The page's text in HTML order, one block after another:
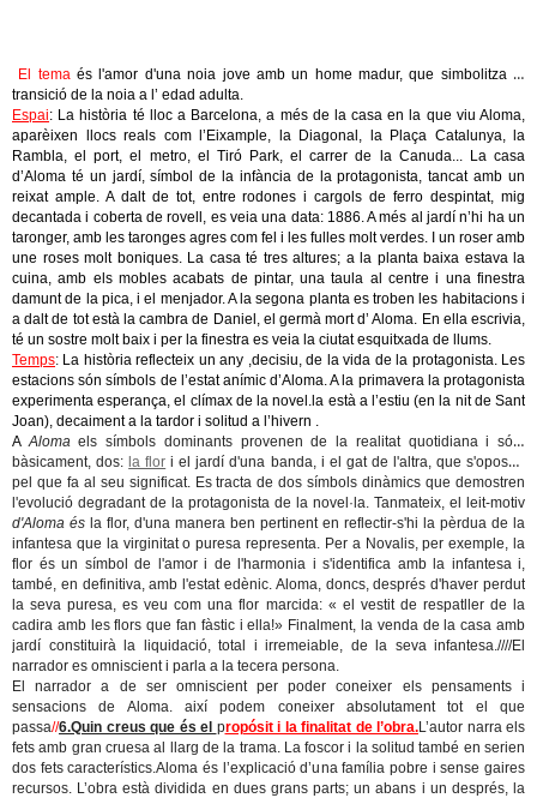
El temaés l'amor d'una noia jove amb un home madur, que simbolitza la
transició de la noia a l’ edad adulta.
Espai: La història té lloc a Barcelona, a més de la casa en la que viu Aloma,
aparèixen llocs reals com l’Eixample, la Diagonal, la Plaça Catalunya, la
Rambla, el port, el metro, el Tiró Park, el carrer de la Canuda... La casa
d’Aloma té un jardí, símbol de la infància de la protagonista, tancat amb un
reixat ample. A dalt de tot, entre rodones i cargols de ferro despintat, mig
decantada i coberta de rovell, es veia una data: 1886. A més al jardí n’hi ha un
taronger, amb les taronges agres com fel i les fulles molt verdes. I un roser amb
une roses molt boniques. La casa té tres altures; a la planta baixa estava la
cuina, amb els mobles acabats de pintar, una taula al centre i una finestra
damunt de la pica, i el menjador. A la segona planta es troben les habitacions i
a dalt de tot està la cambra de Daniel, el germà mort d’ Aloma. En ella escrivia,
té un sostre molt baix i per la finestra es veia la ciutat esquitxada de llums.
Temps: La història reflecteix un any ,decisiu, de la vida de la protagonista. Les
estacions són símbols de l’estat anímic d’Aloma. A la primavera la protagonista
experimenta esperança, el clímax de la novel.la està a l’estiu (en la nit de Sant
Joan), decaiment a la tardor i solitud a l’hivern .
AAlomaels símbols dominants provenen de la realitat quotidiana i són,
bàsicament, dos: la flor i el jardí d'una banda, i el gat de l'altra, que s'oposen
pel que fa al seu significat. Es tracta de dos símbols dinàmics que demostren
l'evolució degradant de la protagonista de la novel·la. Tanmateix, el leit-motiv
d'Aloma és la flor, d'una manera ben pertinent en reflectir-s'hi la pèrdua de la
infantesa que la virginitat o puresa representa. Per a Novalis, per exemple, la
flor és un símbol de l'amor i de l'harmonia i s'identifica amb la infantesa i,
també, en definitiva, amb l'estat edènic. Aloma, doncs, després d'haver perdut
la seva puresa, es veu com una flor marcida: « el vestit de respatller de la
cadira amb les flors que fan fàstic i ella!» Finalment, la venda de la casa amb
jardí constituirà la liquidació, total i irremeiable, de la seva infantesa.////El
narrador es omniscient i parla a la tecera persona.
El narrador a de ser omniscient per poder coneixer els pensaments i
sensacions de Aloma. així podem coneixer absolutament tot el que
passa//6.Quin creus que és el propósit i la finalitat de l’obra.L’autor narra els
fets amb gran cruesa al llarg de la trama. La foscor i la solitud també en serien
dos fets característics.Aloma és l’explicació d’una família pobre i sense gaires
recursos. L’obra està dividida en dues grans parts; un abans i un després, la